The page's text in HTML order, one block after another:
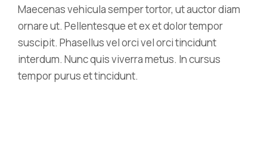
Maecenas vehicula semper tortor, ut auctor diam
ornare ut. Pellentesque et ex et dolor tempor
suscipit. Phasellus vel orci vel orci tincidunt
interdum. Nunc quis viverra metus. In cursus
tempor purus et tincidunt.